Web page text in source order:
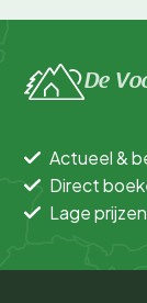
De
Actueel &
Direct
Lage prijzen